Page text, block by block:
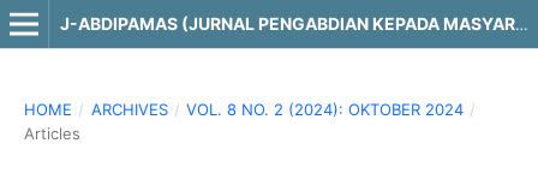
J-ABDIPAMAS (JURNAL PENGABDIAN KEPADA MASYARAKAT)
HOME / ARCHIVES / VOL. 8 NO. 2 (2024): OKTOBER 2024 /
Articles